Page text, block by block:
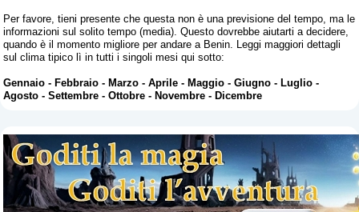
Per favore, tieni presente che questa non è una previsione del tempo, ma le
informazioni sul solito tempo (media). Questo dovrebbe aiutarti a decidere,
quando è il momento migliore per andare a Benin. Leggi maggiori dettagli
sul clima tipico lì in tutti i singoli mesi qui sotto:
Gennaio -Febbraio -Marzo -Aprile -Maggio -Giugno -Luglio -
Agosto -Settembre -Ottobre -Novembre -Dicembre